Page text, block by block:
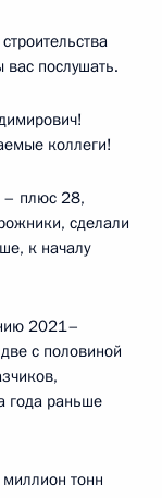
вас послушать.
коллеги!
– плюс 28,
сделали
к началу
2021–
с половиной
года раньше
тонн